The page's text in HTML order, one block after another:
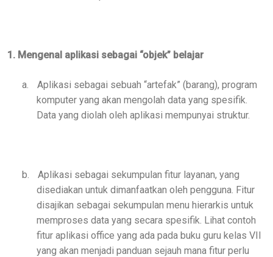
1. Mengenal aplikasi sebagai “objek” belajar
a.
Aplikasi sebagai sebuah “artefak” (barang), program
komputer yang akan mengolah data yang spesifik.
Data yang diolah oleh aplikasi mempunyai struktur.
b.
Aplikasi sebagai sekumpulan fitur layanan, yang
disediakan untuk dimanfaatkan oleh pengguna. Fitur
disajikan sebagai sekumpulan menu hierarkis untuk
memproses data yang secara spesifik. Lihat contoh
fitur aplikasi office yang ada pada buku guru kelas VII
yang akan menjadi panduan sejauh mana fitur perlu